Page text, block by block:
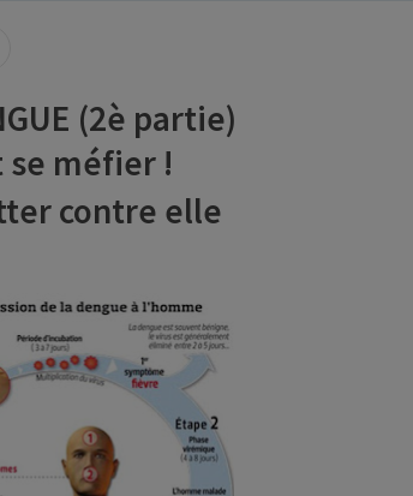
(2è partie)
méfier !
contre elle